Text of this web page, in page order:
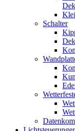
Schalter